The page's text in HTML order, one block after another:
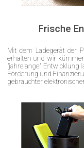
Frische
Mit dem Ladegerät der
erhalten und wir
"jahrelange" Entwicklung
Förderung und
gebrauchter